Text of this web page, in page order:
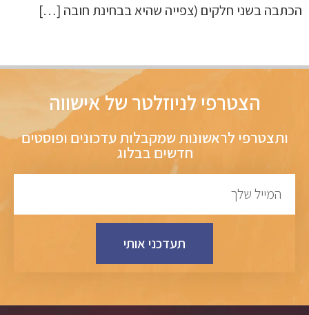
הכתבה בשני חלקים (צפייה שהיא בבחינת חובה […]
הצטרפי לניוזלטר של אישווה
ותצטרפי לראשונות שמקבלות עדכונים ופוסטים
חדשים בבלוג
תעדכני אותי